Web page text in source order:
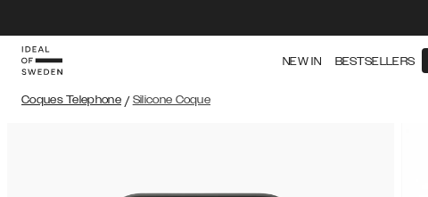
NEW IN BESTSELLERS
Coques Telephone / Silicone Coque